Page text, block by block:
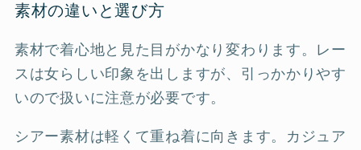
素材の違いと選び方
素材で着心地と見た目がかなり変わります。レー
スは女らしい印象を出しますが、引っかかりやす
いので扱いに注意が必要です。
シアー素材は軽くて重ね着に向きます。カジュア